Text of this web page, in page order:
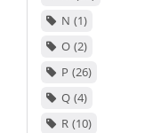
N 1
O 2
P 26
Q 4
R 10